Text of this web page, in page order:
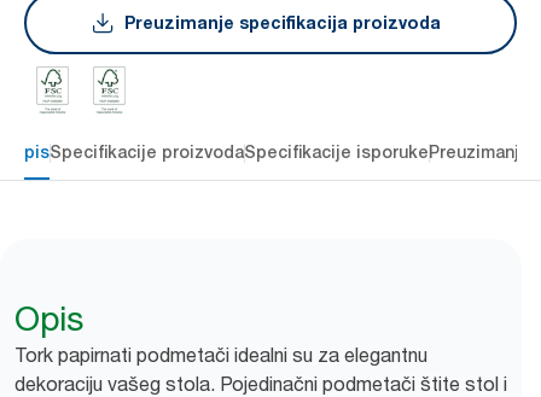
Preuzimanje specifikacija proizvoda
OpisSpecifikacije proizvodaSpecifikacije isporukePreuzimanje
Opis
Tork papirnati podmetači idealni su za elegantnu
dekoraciju vašeg stola. Pojedinačni podmetači štite stol i